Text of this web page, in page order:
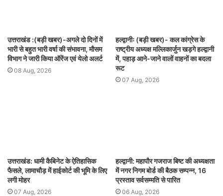
उत्तराखंड :(बड़ी खबर)-अगले दो दिनों में
भारी से बहुत भारी वर्षा की संभावना, मौसम
विभाग ने जारी किया ऑरेंज एवं येलो अलर्ट
08 Aug, 2026
हल्द्वानीः (बड़ी खबर)- कल कांग्रेस के
राष्ट्रीय अध्यक्ष मल्लिकार्जुन खड़गे हल्द्वानी
में, पहाड़ आने-जाने वालों वाहनों का बदला
रूट
07 Aug, 2026
उत्तराखंड: धामी कैबिनेट के ऐतिहासिक
फैसले, लामाचौड़ में हाईकोर्ट की भूमि के लिए
लगी मोहर
07 Aug, 2026
हल्द्वानी: महापौर गजराज बिष्ट की अध्यक्षता
में नगर निगम बोर्ड की बैठक सम्पन्न, 16
प्रस्ताव सर्वसम्मति से पारित
06 Aug, 2026